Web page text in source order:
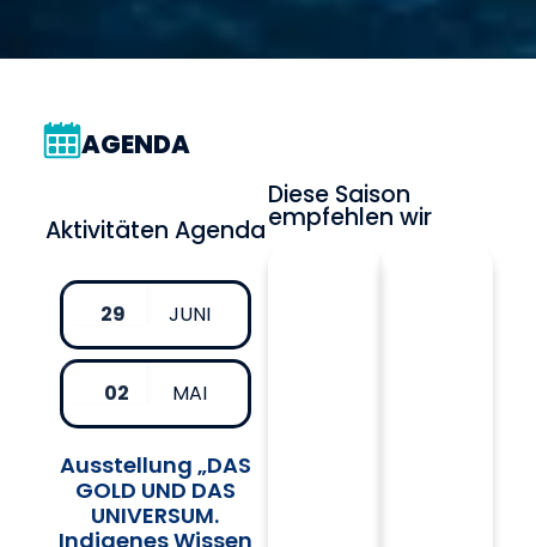
AGENDA
Diese Saison
empfehlen wir
Aktivitäten Agenda
29 JUNI
02 MAI
Ausstellung „DAS
GOLD UND DAS
UNIVERSUM.
Indigenes Wissen